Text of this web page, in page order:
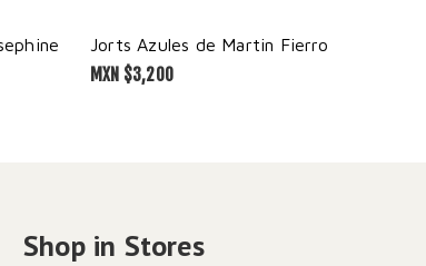
Jorts Azules de Martin Fierro
MXN $3,200
Shop in Stores